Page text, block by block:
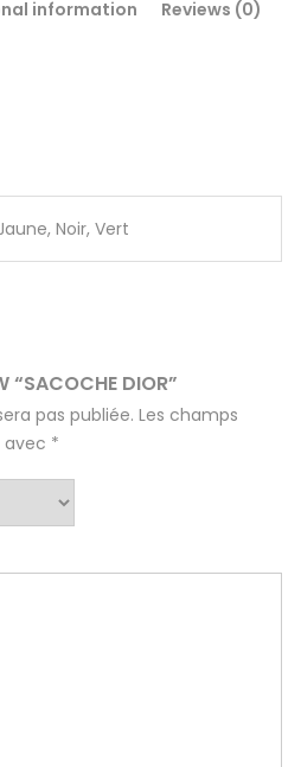
information Reviews (0)
Noir, Vert
“SACOCHE DIOR”
pas publiée. Les champs
avec *